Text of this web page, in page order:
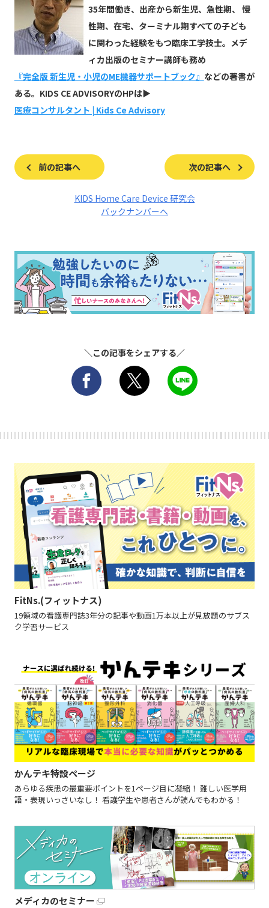
35年間働き、出産から新生児、急性期、 慢
性期、在宅、ターミナル期すべての子ども
に関わった経験をもつ臨床工学技士。メデ
ィカ出版のセミナー講師も務め
『完全版 新生児・小児のME機器サポートブック』 などの著書が
ある。KIDS CE ADVISORYのHPは▶
医療コンサルタント | Kids Ce Advisory
前の記事へ 次の記事へ
KIDS Home Care Device 研究会
バックナンバーへ
＼この記事をシェアする／
FitNs.(フィットナス)
19領域の看護専門誌3年分の記事や動画1万本以上が見放題のサブス
ク学習サービス
かんテキ特設ページ
あらゆる疾患の最重要ポイントを1ページ目に凝縮！ 難しい医学用
語・表現いっさいなし！ 看護学生や患者さんが読んでもわかる！
メディカのセミナー